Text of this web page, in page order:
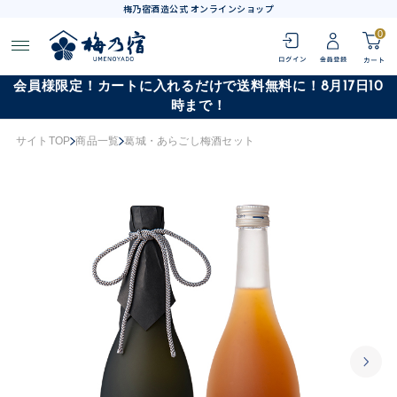
梅乃宿酒造公式 オンラインショップ
0
会員様限定！カートに入れるだけで送料無料に！8月17日10
時まで！
サイトTOP 商品一覧 葛城・あらごし梅酒セット